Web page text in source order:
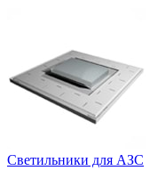
Светильники для АЗС